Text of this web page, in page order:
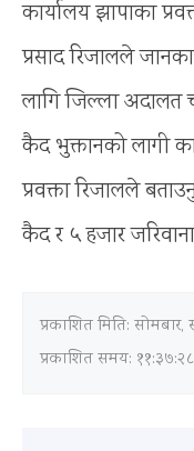
कार्यालय झापाका
प्रसाद रिजालले
लागि जिल्ला अदालत
कैद भुक्तानको लागी
प्रवक्ता रिजालले
कैद र ५ हजार
प्रकाशित मिति: सोमबार,
प्रकाशित समय: ११:३७:२८